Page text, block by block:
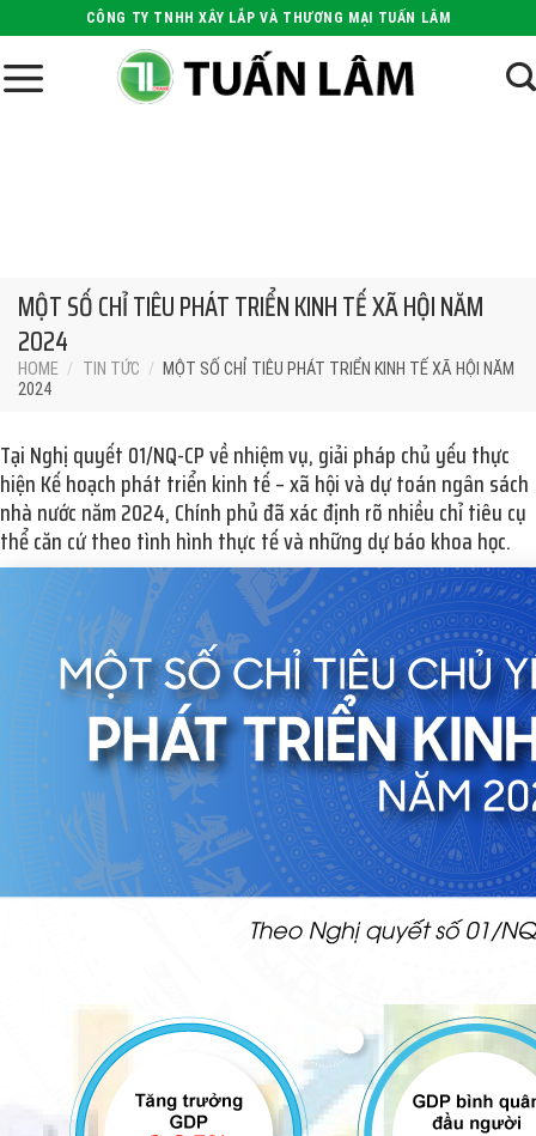
to
content
CÔNG TY TNHH XÂY LẮP VÀ THƯƠNG MẠI TUẤN LÂM
MỘT SỐ CHỈ TIÊU PHÁT TRIỂN KINH TẾ XÃ HỘI NĂM
2024
HOME / TIN TỨC / MỘT SỐ CHỈ TIÊU PHÁT TRIỂN KINH TẾ XÃ HỘI NĂM
2024
Tại Nghị quyết 01/NQ-CP về nhiệm vụ, giải pháp chủ yếu thực
hiện Kế hoạch phát triển kinh tế – xã hội và dự toán ngân sách
nhà nước năm 2024, Chính phủ đã xác định rõ nhiều chỉ tiêu cụ
thể căn cứ theo tình hình thực tế và những dự báo khoa học.